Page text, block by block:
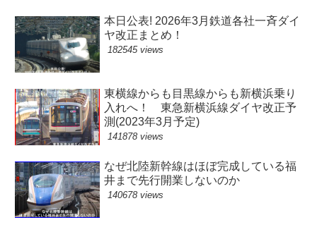
本日公表! 2026年3月鉄道各社一斉ダイ
ヤ改正まとめ！
182545 views
東横線からも目黒線からも新横浜乗り
入れへ！ 東急新横浜線ダイヤ改正予
測(2023年3月予定)
141878 views
なぜ北陸新幹線はほぼ完成している福
井まで先行開業しないのか
140678 views